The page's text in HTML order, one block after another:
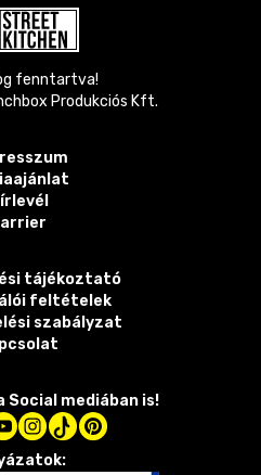
fenntartva!
Produkciós Kft.
tájékoztató
feltételek
szabályzat
Social mediában is!